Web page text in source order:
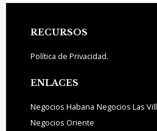
Footer
RECURSOS
Política de Privacidad.
ENLACES
Negocios Habana Negocios Las
Negocios Oriente